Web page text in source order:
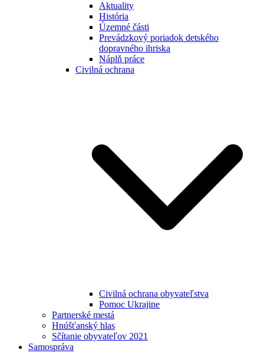
Aktuality
História
Územné části
Prevádzkový poriadok detského
dopravného ihriska
Náplň práce
Civilná ochrana
Civilná ochrana obyvateľstva
Pomoc Ukrajine
Partnerské mestá
Hnúšťanský hlas
Sčítanie obyvateľov 2021
Samospráva